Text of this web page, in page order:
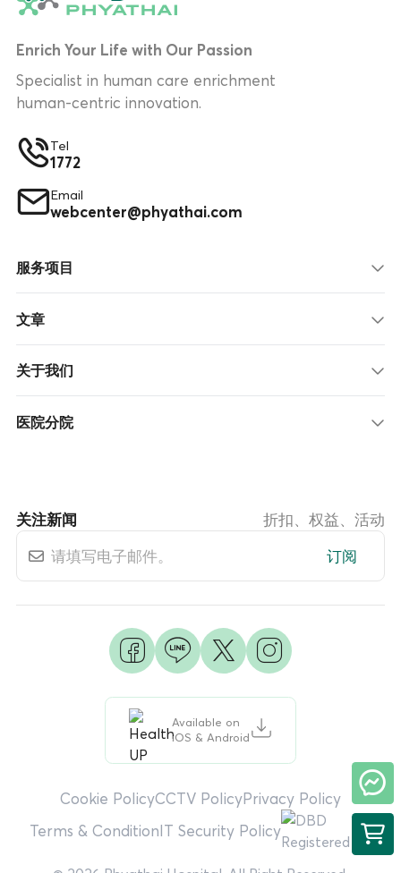
Enrich Your Life with Our Passion
Specialist in human care enrichment
human-centric innovation.
Tel
1772
Email
webcenter@phyathai.com
服务项目
文章
关于我们
医院分院
Available on
iOS & Android
关注新闻
折扣、权益、活动
订阅
Cookie PolicyCCTV PolicyPrivacy Policy
Terms & ConditionIT Security Policy